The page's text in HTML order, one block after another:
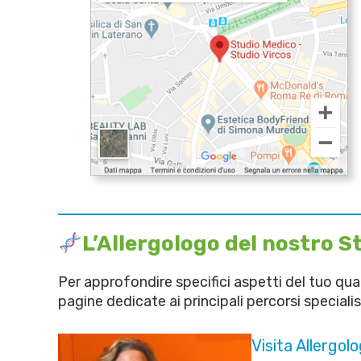
L’Allergologo del nostro
Per approfondire specifici aspetti del tuo
pagine dedicate ai principali percorsi
Visita